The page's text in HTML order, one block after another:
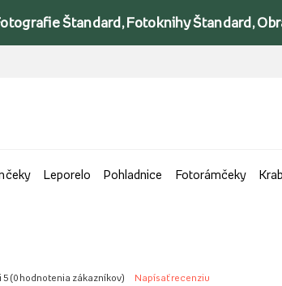
Štandard, Fotoknihy Štandard,
Leporelo Pohladnice Fotorámčeky
5 (0 hodnotenia zákazníkov) Napísať recenziu